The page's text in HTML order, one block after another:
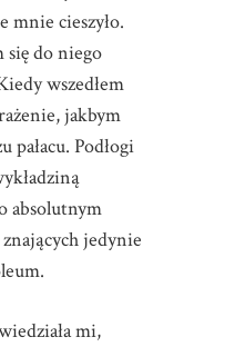
mnie cieszyło.
się do niego
wszedłem
jakbym
pałacu. Podłogi
absolutnym
jedynie
mi,